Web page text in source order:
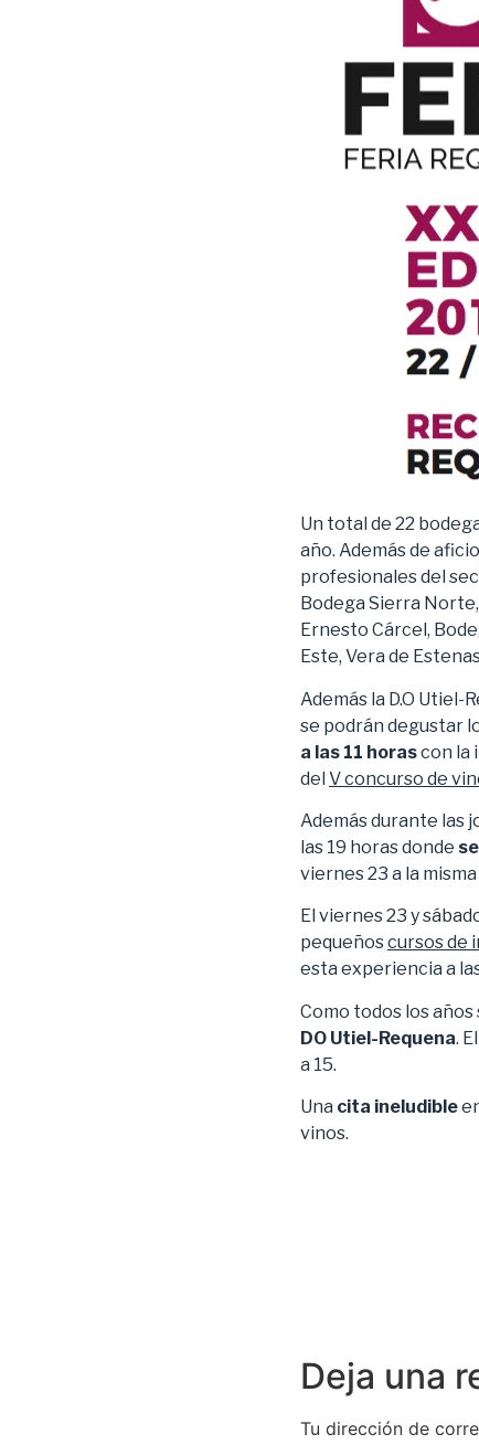
Un total de 22
año. Además de
profesionales del
Bodega Sierra
Ernesto Cárcel,
Este, Vera de
Además la D.O
se podrán degustar
a las 11 horascon la
del V concurso de
Además durante las
las 19 horas donde
viernes 23 a la
El viernes 23 y
pequeñoscursos de
esta experiencia a
Como todos los
DO Utiel-Requena.
a 15.
Una cita ineludible
vinos.
Deja una
Tu dirección de